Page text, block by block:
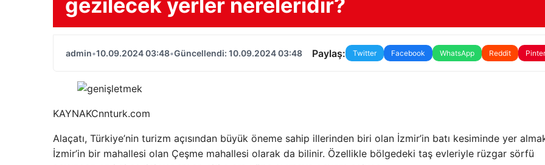
gezilecek yerler nereleridir?
admin•10.09.2024 03:48•Güncellendi: 10.09.2024 03:48 Paylaş: Twitter Facebook WhatsApp Reddit
KAYNAKCnnturk.com
Alaçatı, Türkiye’nin turizm açısından büyük öneme sahip illerinden biri olan İzmir’in batı kesiminde yer
İzmir’in bir mahallesi olan Çeşme mahallesi olarak da bilinir. Özellikle bölgedeki taş evleriyle rüzgar sörfü